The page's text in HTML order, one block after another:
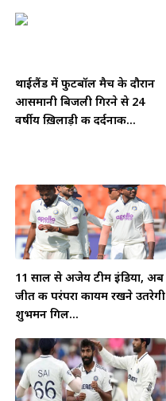
थाईलैंड में फुटबॉल मैच के दौरान
आसमानी बिजली गिरने से 24
वर्षीय ख़िलाड़ी की दर्दनाक...
11 साल से अजेय टीम इंडिया, अब
जीत की परंपरा कायम रखने उतरेगी
शुभमन गिल...